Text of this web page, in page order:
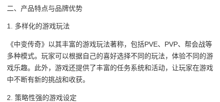
二、产品特点与品牌优势
1. 多样化的游戏玩法
《中变传奇》以其丰富的游戏玩法著称，包括PVE、PVP、帮会战等
多种模式。玩家可以根据自己的喜好选择不同的玩法，体验不同的游
戏乐趣。此外，游戏还提供了丰富的任务系统和活动，让玩家在游戏
中不断有新的挑战和收获。
2. 策略性强的游戏设定